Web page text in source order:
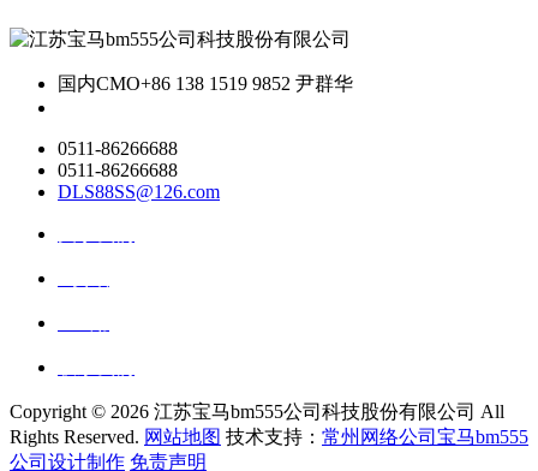
国内CMO+86 138 1519 9852 尹群华
0511-86266688
0511-86266688
DLS88SS@126.com
Copyright © 2026 江苏宝马bm555公司科技股份有限公司 All
Rights Reserved. 网站地图 技术支持： 常州网络公司宝马bm555
公司设计制作 免责声明